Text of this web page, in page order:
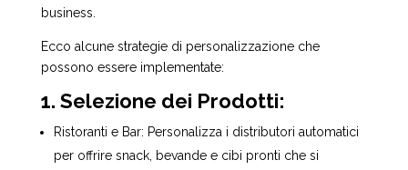
business.
Ecco alcune strategie di personalizzazione che
possono essere implementate:
1. Selezione dei Prodotti:
Ristoranti e Bar: Personalizza i distributori automatici
per offrire snack, bevande e cibi pronti che si